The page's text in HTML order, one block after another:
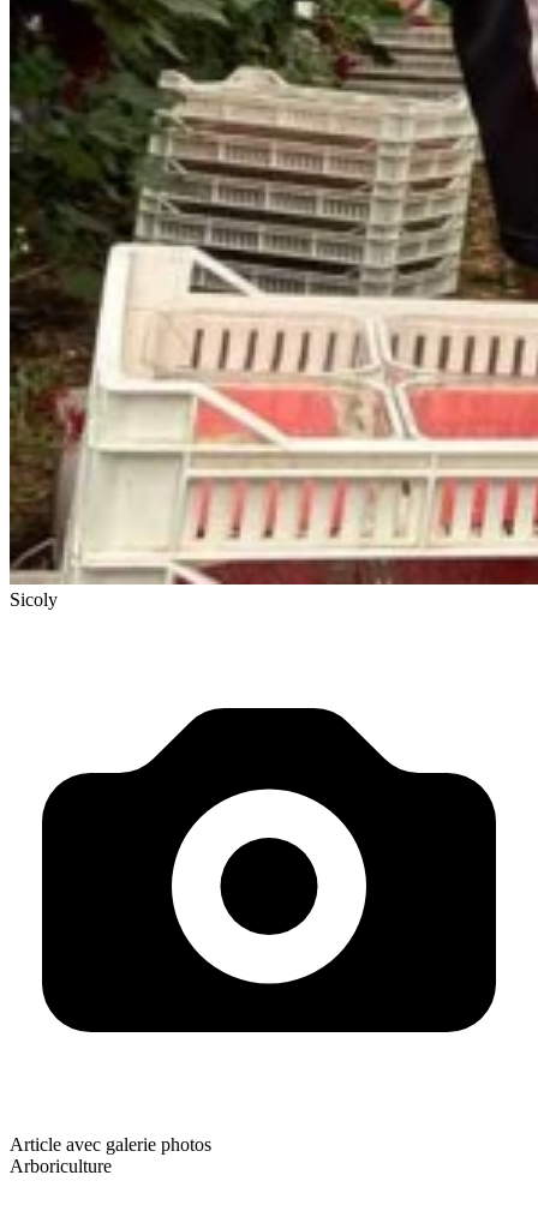
Sicoly
Article avec galerie photos
Arboriculture